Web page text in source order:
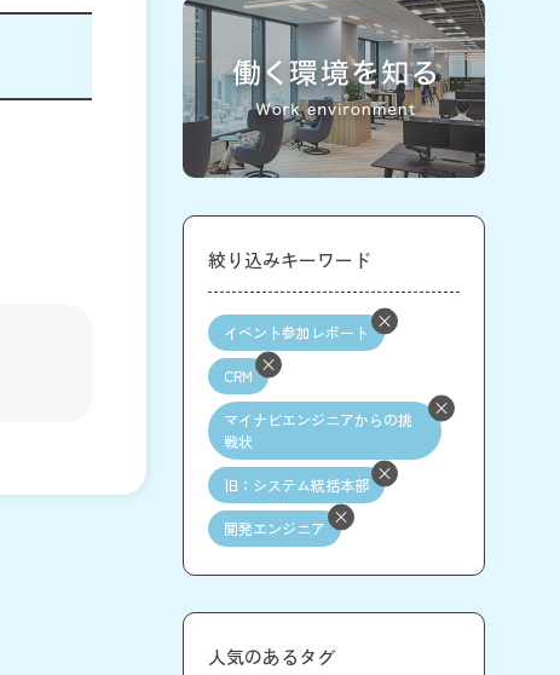
絞り込みキーワード
イベント参加レポート
CRM
マイナビエンジニアからの挑
戦状
旧：システム統括本部
開発エンジニア
人気のあるタグ